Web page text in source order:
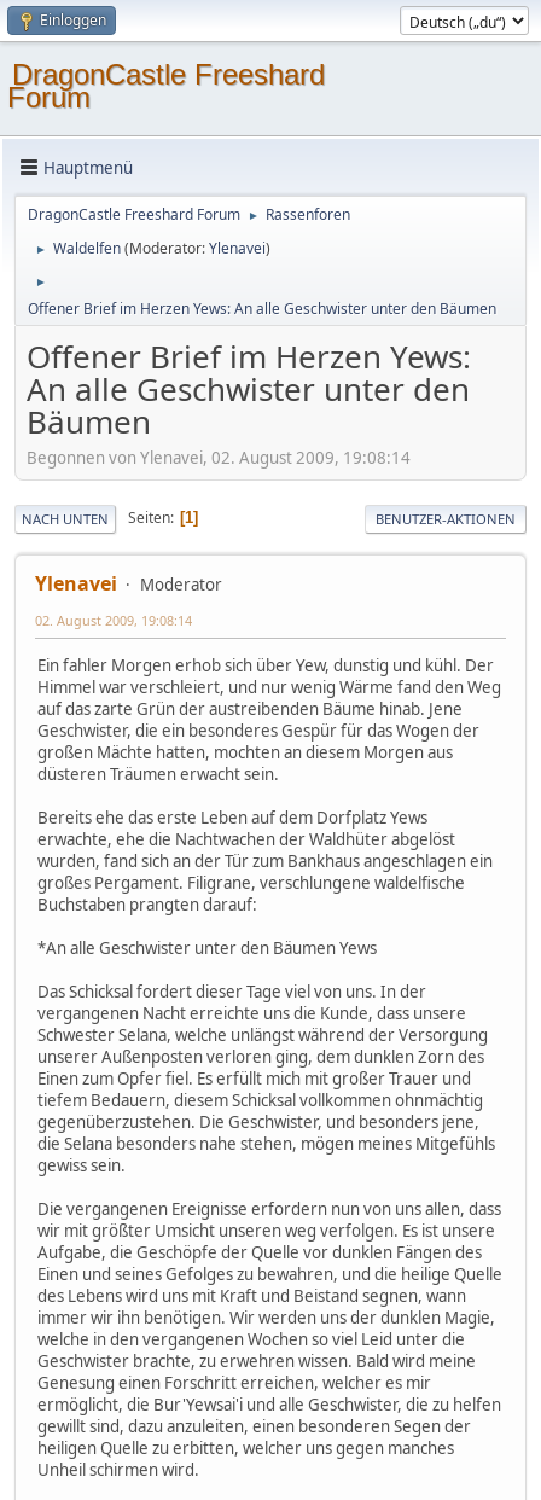
Einloggen
DragonCastle Freeshard
Forum
Hauptmenü
DragonCastle Freeshard Forum ► Rassenforen
► Waldelfen(Moderator:Ylenavei)
►
Offener Brief im Herzen Yews: An alle Geschwister unter den Bäumen
Offener Brief im Herzen Yews:
An alle Geschwister unter den
Bäumen
Begonnen von Ylenavei, 02. August 2009, 19:08:14
NACH UNTEN Seiten 1 BENUTZER-AKTIONEN
Ylenavei Moderator
02. August 2009, 19:08:14
Ein fahler Morgen erhob sich über Yew, dunstig und kühl. Der
Himmel war verschleiert, und nur wenig Wärme fand den Weg
auf das zarte Grün der austreibenden Bäume hinab. Jene
Geschwister, die ein besonderes Gespür für das Wogen der
großen Mächte hatten, mochten an diesem Morgen aus
düsteren Träumen erwacht sein.
Bereits ehe das erste Leben auf dem Dorfplatz Yews
erwachte, ehe die Nachtwachen der Waldhüter abgelöst
wurden, fand sich an der Tür zum Bankhaus angeschlagen ein
großes Pergament. Filigrane, verschlungene waldelfische
Buchstaben prangten darauf:
*An alle Geschwister unter den Bäumen Yews
Das Schicksal fordert dieser Tage viel von uns. In der
vergangenen Nacht erreichte uns die Kunde, dass unsere
Schwester Selana, welche unlängst während der Versorgung
unserer Außenposten verloren ging, dem dunklen Zorn des
Einen zum Opfer fiel. Es erfüllt mich mit großer Trauer und
tiefem Bedauern, diesem Schicksal vollkommen ohnmächtig
gegenüberzustehen. Die Geschwister, und besonders jene,
die Selana besonders nahe stehen, mögen meines Mitgefühls
gewiss sein.
Die vergangenen Ereignisse erfordern nun von uns allen, dass
wir mit größter Umsicht unseren weg verfolgen. Es ist unsere
Aufgabe, die Geschöpfe der Quelle vor dunklen Fängen des
Einen und seines Gefolges zu bewahren, und die heilige Quelle
des Lebens wird uns mit Kraft und Beistand segnen, wann
immer wir ihn benötigen. Wir werden uns der dunklen Magie,
welche in den vergangenen Wochen so viel Leid unter die
Geschwister brachte, zu erwehren wissen. Bald wird meine
Genesung einen Forschritt erreichen, welcher es mir
ermöglicht, die Bur'Yewsai'i und alle Geschwister, die zu helfen
gewillt sind, dazu anzuleiten, einen besonderen Segen der
heiligen Quelle zu erbitten, welcher uns gegen manches
Unheil schirmen wird.